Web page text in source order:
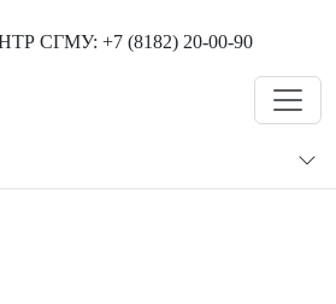
СГМУ: +7 (8182) 20-00-90